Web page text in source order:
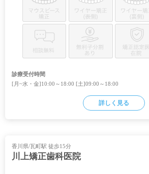
診療受付時間
[月~水・金]10:00～18:00 [土]09:00～18:00
詳しく見る
香川県/瓦町駅 徒歩15分
川上矯正歯科医院